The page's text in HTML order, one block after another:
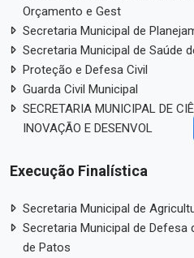
Orçamento e Gest
Secretaria Municipal de
Secretaria Municipal de Saúde
Proteção e Defesa Civil
Guarda Civil Municipal
SECRETARIA MUNICIPAL DE
INOVAÇÃO E DESENVOL
Execução Finalística
Secretaria Municipal de
Secretaria Municipal de Defesa
de Patos